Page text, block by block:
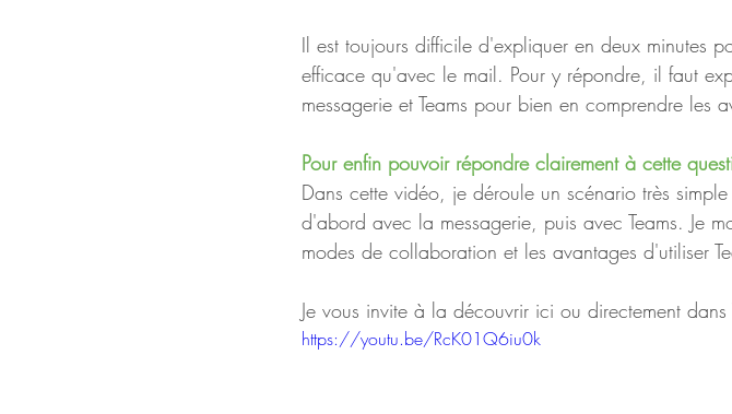
Il est toujours difficile d'expliquer en deux minutes
efficace qu'avec le mail. Pour y répondre, il faut
messagerie et Teams pour bien en comprendre les
Pour enfin pouvoir répondre clairement à cette
Dans cette vidéo, je déroule un scénario très
d'abord avec la messagerie, puis avec Teams. Je
modes de collaboration et les avantages d'utiliser
Je vous invite à la découvrir ici ou directement dans
https://youtu.be/RcK01Q6iu0k